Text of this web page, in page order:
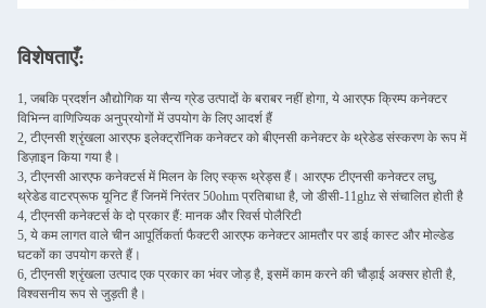
विशेषताएँ:
1, जबकि प्रदर्शन औद्योगिक या सैन्य ग्रेड उत्पादों के बराबर नहीं होगा, ये आरएफ क्रिम्प कनेक्टर
विभिन्न वाणिज्यिक अनुप्रयोगों में उपयोग के लिए आदर्श हैं
2, टीएनसी श्रृंखला आरएफ इलेक्ट्रॉनिक कनेक्टर को बीएनसी कनेक्टर के थ्रेडेड संस्करण के रूप में
डिज़ाइन किया गया है।
3, टीएनसी आरएफ कनेक्टर्स में मिलन के लिए स्क्रू थ्रेड्स हैं। आरएफ टीएनसी कनेक्टर लघु,
थ्रेडेड वाटरप्रूफ यूनिट हैं जिनमें निरंतर 50ohm प्रतिबाधा है, जो डीसी-11ghz से संचालित होती है
4, टीएनसी कनेक्टर्स के दो प्रकार हैं: मानक और रिवर्स पोलैरिटी
5, ये कम लागत वाले चीन आपूर्तिकर्ता फैक्टरी आरएफ कनेक्टर आमतौर पर डाई कास्ट और मोल्डेड
घटकों का उपयोग करते हैं।
6, टीएनसी श्रृंखला उत्पाद एक प्रकार का भंवर जोड़ है, इसमें काम करने की चौड़ाई अक्सर होती है,
विश्वसनीय रूप से जुड़ती है।